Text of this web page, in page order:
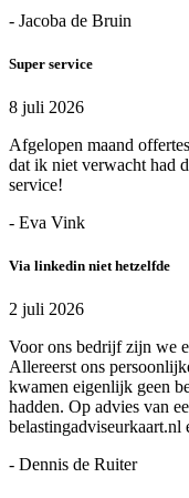
- Jacoba de Bruin
Super service
8 juli 2026
Afgelopen maand
dat ik niet verwacht had
service!
- Eva Vink
Via linkedin niet hetzelfde
2 juli 2026
Voor ons bedrijf zijn we
Allereerst ons
kwamen eigenlijk geen
hadden. Op advies van
belastingadviseurkaart.nl
- Dennis de Ruiter